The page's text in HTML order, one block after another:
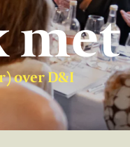
met
over D&I